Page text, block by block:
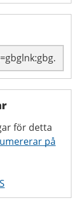
för detta
på